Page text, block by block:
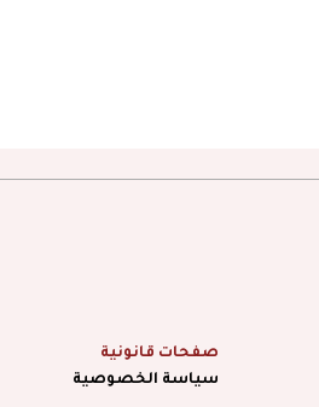
صفحات قانونية
سياسة الخصوصية